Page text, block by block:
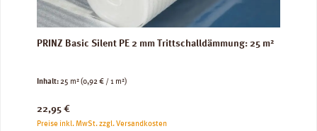
PRINZ Basic Silent PE 2 mm Trittschalldämmung: 25 m²
Inhalt:25 m²(0,92 € / 1 m²)
Regulärer Preis:
22,95 €
Preise inkl. MwSt. zzgl. Versandkosten